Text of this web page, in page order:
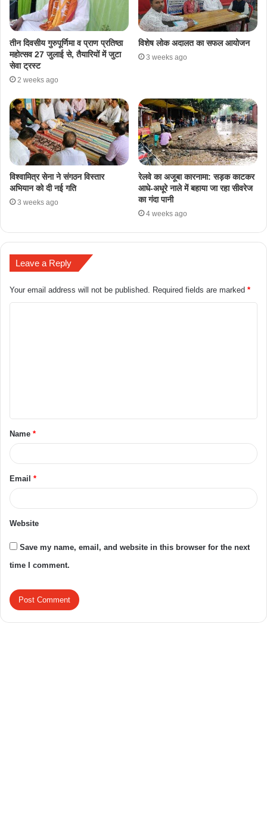
तीन दिवसीय गुरुपूर्णिमा व प्राण प्रतिष्ठा
महोत्सव 27 जुलाई से, तैयारियों में जुटा
सेवा ट्रस्ट
2 weeks ago
विशेष लोक अदालत का सफल आयोजन
3 weeks ago
​विश्वामित्र सेना ने संगठन विस्तार
अभियान को दी नई गति
3 weeks ago
रेलवे का अजूबा कारनामा: सड़क काटकर
आधे-अधूरे नाले में बहाया जा रहा सीवरेज
का गंदा पानी
4 weeks ago
Leave a Reply
Your email address will not be published. Required fields are marked *
Name *
Email *
Website
Save my name, email, and website in this browser for the next
time I comment.